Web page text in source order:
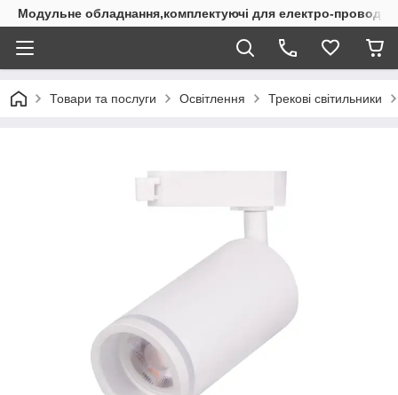
Модульне обладнання,комплектуючі для електро-проводки
Товари та послуги Освітлення Трекові світильники